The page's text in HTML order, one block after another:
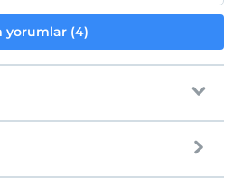
yorumlar (4)